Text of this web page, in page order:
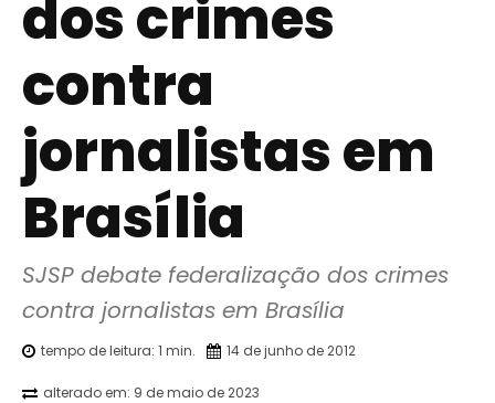
dos crimes
contra
jornalistas em
Brasília
SJSP debate federalização dos crimes
contra jornalistas em Brasília
tempo de leitura: 1 min. 14 de junho de 2012
alterado em: 9 de maio de 2023